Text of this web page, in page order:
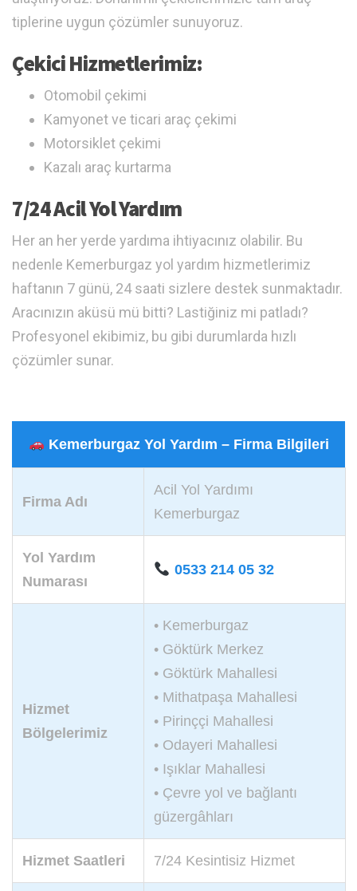
tiplerine uygun çözümler sunuyoruz.
Çekici Hizmetlerimiz:
Otomobil çekimi
Kamyonet ve ticari araç çekimi
Motorsiklet çekimi
Kazalı araç kurtarma
7/24 Acil Yol Yardım
Her an her yerde yardıma ihtiyacınız olabilir. Bu
nedenle Kemerburgaz yol yardım hizmetlerimiz
haftanın 7 günü, 24 saati sizlere destek sunmaktadır.
Aracınızın aküsü mü bitti? Lastiğiniz mi patladı?
Profesyonel ekibimiz, bu gibi durumlarda hızlı
çözümler sunar.
Kemerburgaz Yol Yardım – Firma Bilgileri
Firma Adı
Acil Yol Yardımı
Kemerburgaz
Yol Yardım
Numarası
0533 214 05 32
Hizmet
Bölgelerimiz
• Kemerburgaz
• Göktürk Merkez
• Göktürk Mahallesi
• Mithatpaşa Mahallesi
• Pirinççi Mahallesi
• Odayeri Mahallesi
• Işıklar Mahallesi
• Çevre yol ve bağlantı
güzergâhları
Hizmet Saatleri 7/24 Kesintisiz Hizmet